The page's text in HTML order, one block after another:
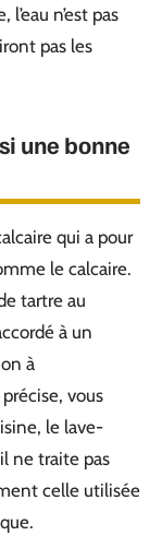
n’est pas
pas les
une bonne
qui a pour
le calcaire.
tartre au
à un
à
vous
le lave-
ne traite pas
celle utilisée